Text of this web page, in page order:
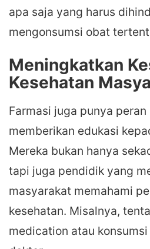
apa saja yang harus
mengonsumsi obat
Meningkatkan
Kesehatan
Farmasi juga punya
memberikan edukasi
Mereka bukan hanya
tapi juga pendidik yang
masyarakat memahami
kesehatan. Misalnya,
medication atau